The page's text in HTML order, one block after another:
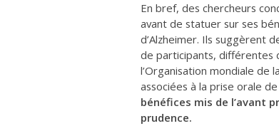
En bref, des chercheurs
avant de statuer sur ses
d’Alzheimer. Ils suggèrent
de participants, différentes
l’Organisation mondiale de
associées à la prise orale de
bénéfices mis de l’avant
prudence.